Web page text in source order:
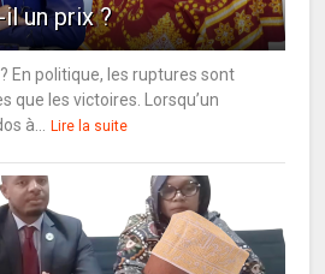
un prix ?
En politique, les ruptures sont
que les victoires. Lorsqu’un
à...
Lire la suite